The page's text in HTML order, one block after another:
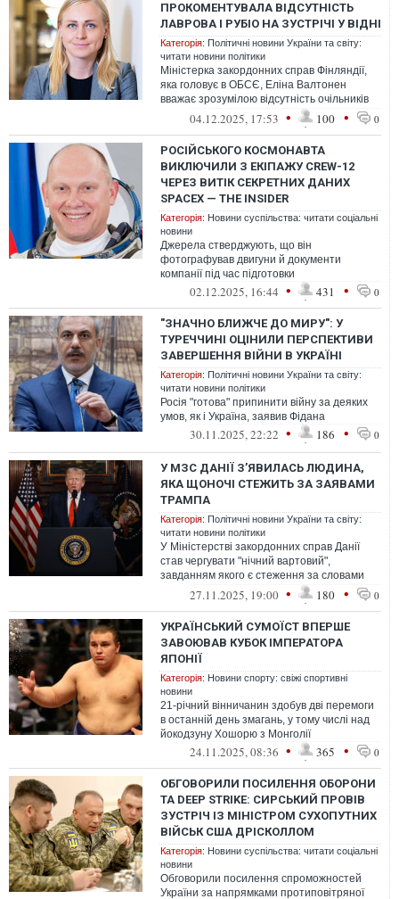
ПРОКОМЕНТУВАЛА ВІДСУТНІСТЬ
ЛАВРОВА І РУБІО НА ЗУСТРІЧІ У ВІДНІ
Категорія: Політичні новини України та світу:
читати новини політики
Міністерка закордонних справ Фінляндії,
яка головує в ОБСЄ, Еліна Валтонен
вважає зрозумілою відсутність очільників
дипломатії Росії та США на зустріч...
04.12.2025, 17:53 • 100 • 0
РОСІЙСЬКОГО КОСМОНАВТА
ВИКЛЮЧИЛИ З ЕКІПАЖУ CREW-12
ЧЕРЕЗ ВИТІК СЕКРЕТНИХ ДАНИХ
SPACEX — THE INSIDER
Категорія: Новини суспільства: читати соціальні
новини
Джерела стверджують, що він
фотографував двигуни й документи
компанії під час підготовки
02.12.2025, 16:44 • 431 • 0
"ЗНАЧНО БЛИЖЧЕ ДО МИРУ": У
ТУРЕЧЧИНІ ОЦІНИЛИ ПЕРСПЕКТИВИ
ЗАВЕРШЕННЯ ВІЙНИ В УКРАЇНІ
Категорія: Політичні новини України та світу:
читати новини політики
Росія "готова" припинити війну за деяких
умов, як і Україна, заявив Фідана
30.11.2025, 22:22 • 186 • 0
У МЗС ДАНІЇ ЗʼЯВИЛАСЬ ЛЮДИНА,
ЯКА ЩОНОЧІ СТЕЖИТЬ ЗА ЗАЯВАМИ
ТРАМПА
Категорія: Політичні новини України та світу:
читати новини політики
У Міністерстві закордонних справ Данії
став чергувати "нічний вартовий",
завданням якого є стеження за словами
президента США Дональда Трампа, поки у
27.11.2025, 19:00 • 180 • 0
УКРАЇНСЬКИЙ СУМОЇСТ ВПЕРШЕ
ЗАВОЮВАВ КУБОК ІМПЕРАТОРА
ЯПОНІЇ
Категорія: Новини спорту: свіжі спортивні
новини
21-річний вінничанин здобув дві перемоги
в останній день змагань, у тому числі над
йокодзуну Хошорю з Монголії
24.11.2025, 08:36 • 365 • 0
ОБГОВОРИЛИ ПОСИЛЕННЯ ОБОРОНИ
ТА DEEP STRIKE: СИРСЬКИЙ ПРОВІВ
ЗУСТРІЧ ІЗ МІНІСТРОМ СУХОПУТНИХ
ВІЙСЬК США ДРІСКОЛЛОМ
Категорія: Новини суспільства: читати соціальні
новини
Обговорили посилення спроможностей
України за напрямками протиповітряної